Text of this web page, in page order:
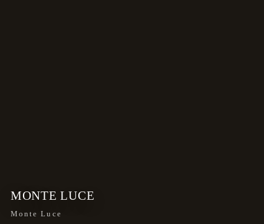
MONTE LUCE
Monte Luce